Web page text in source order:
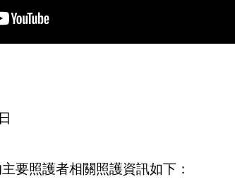
要照護者相關照護資訊如下：